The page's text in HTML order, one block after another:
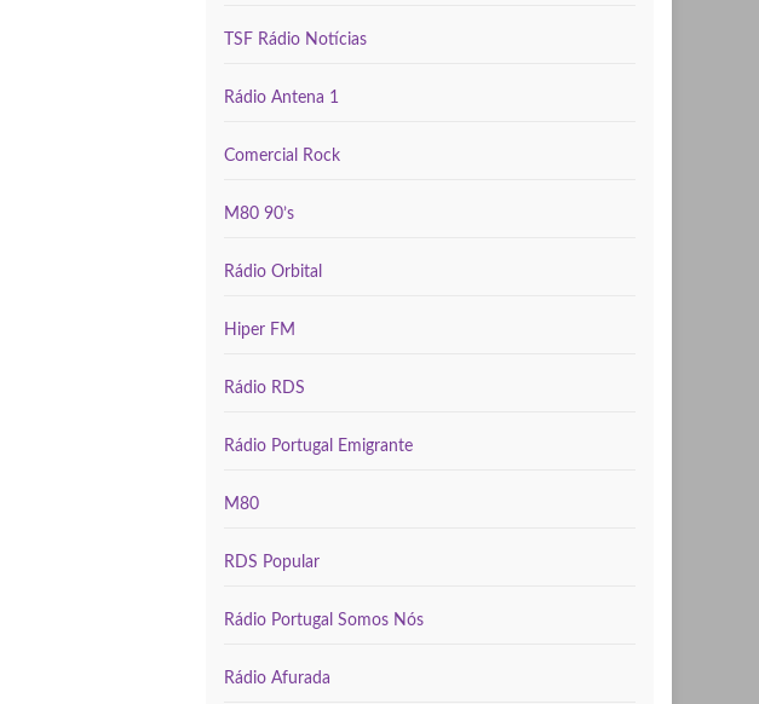
TSF Rádio Notícias
Rádio Antena 1
Comercial Rock
M80 90’s
Rádio Orbital
Hiper FM
Rádio RDS
Rádio Portugal Emigrante
M80
RDS Popular
Rádio Portugal Somos Nós
Rádio Afurada